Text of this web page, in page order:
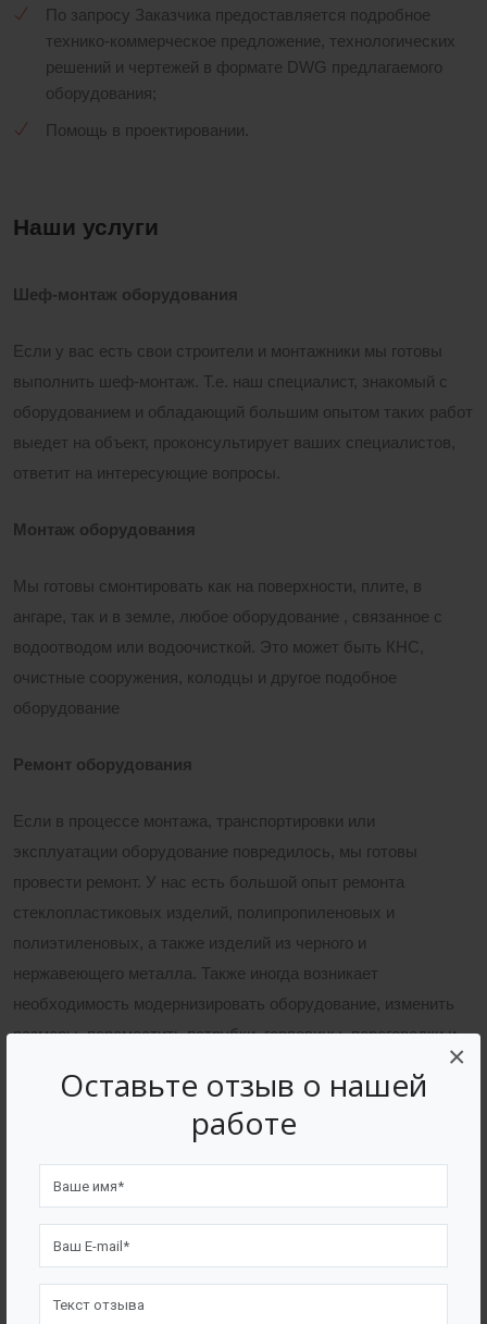
Оставьте отзыв о нашей
работе
×
По запросу Заказчика предоставляется подробное
технико-коммерческое предложение, технологических
решений и чертежей в формате DWG предлагаемого
оборудования;
Помощь в проектировании.
Наши услуги
Шеф-монтаж оборудования
Если у вас есть свои строители и монтажники мы готовы
выполнить шеф-монтаж. Т.е. наш специалист, знакомый с
оборудованием и обладающий большим опытом таких работ
выедет на объект, проконсультирует ваших специалистов,
ответит на интересующие вопросы.
Монтаж оборудования
Мы готовы смонтировать как на поверхности, плите, в
ангаре, так и в земле, любое оборудование , связанное с
водоотводом или водоочисткой. Это может быть КНС,
очистные сооружения, колодцы и другое подобное
оборудование
Ремонт оборудования
Если в процессе монтажа, транспортировки или
эксплуатации оборудование повредилось, мы готовы
провести ремонт. У нас есть большой опыт ремонта
стеклопластиковых изделий, полипропиленовых и
полиэтиленовых, а также изделий из черного и
нержавеющего металла. Также иногда возникает
необходимость модернизировать оборудование, изменить
размеры, переместить патрубки, горловины, перегородки и
Канализационные насосные станции и очистные сооружения
являются сложным оборудованием поэтому при запуске в
эксплуатацию желательно пользоваться услугами опытных
наладчиков. Экономия на пуско-наладочных работах в
некоторых случаях приводит к плачевным последствиям и